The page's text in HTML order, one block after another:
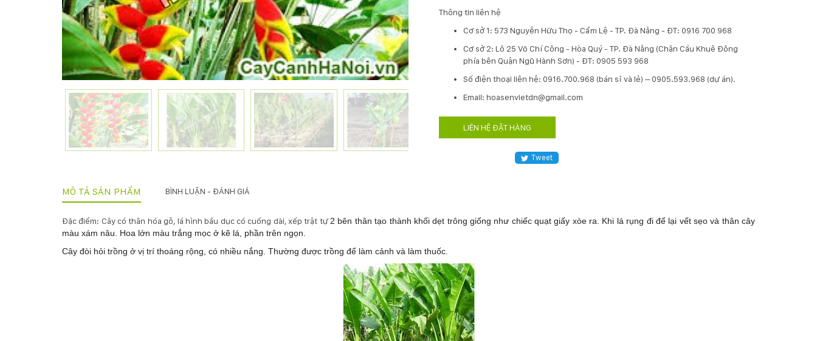
Thông tin liên hệ
Cơ sở 1: 573 Nguyễn Hữu Thọ - Cẩm Lệ - TP. Đà Nẵng - ĐT: 0916 700 968
Cơ sở 2: Lô 25 Võ Chí Công - Hòa Quý - TP. Đà Nẵng (Chân Cầu Khuê Đông
phía bên Quận Ngũ Hành Sơn) - ĐT: 0905 593 968
​Số điện thoại liên hệ: 0916.700.968 (bán sỉ và lẻ) – 0905.593.968 (dự án).
Email: hoasenvietdn@gmail.com
LIÊN HỆ ĐẶT HÀNG
Tweet
MÔ TẢ SẢN PHẨM BÌNH LUẬN - ĐÁNH GIÁ
Đặc điểm: Cây có thân hóa gỗ, lá hình bầu dục có cuống dài, xếp trật tự 2 bên thân tạo thành khối dẹt trông giống như chiếc quạt giấy xòe ra. Khi lá rụng đi để lại vết sẹo và thân cây
màu xám nâu. Hoa lớn màu trắng mọc ở kẽ lá, phần trên ngọn.
Cây đòi hỏi trồng ở vị trí thoáng rộng, có nhiều nắng. Thường được trồng để làm cảnh và làm thuốc.